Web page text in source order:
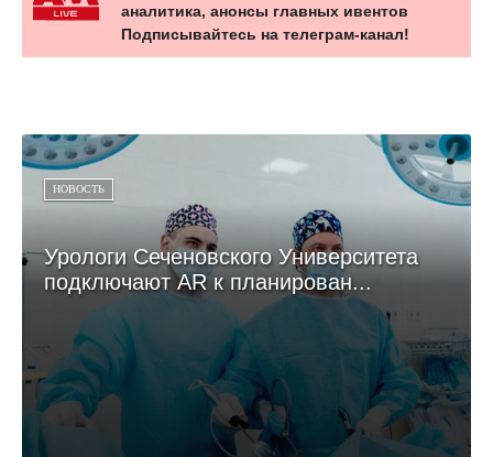
аналитика, анонсы главных ивентов
Подписывайтесь на телеграм-канал!
НОВОСТЬ
Урологи Сеченовского Университета
подключают AR к планирован...